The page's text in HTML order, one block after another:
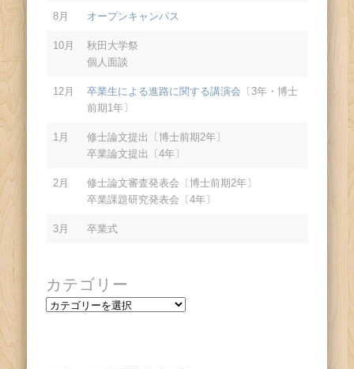
8月 オープンキャンパス
10月
秋田大学祭
個人面談
12月 卒業生による進路に関する講演会 〔3年・博士
前期1年〕
1月
修士論文提出〔博士前期2年〕
卒業論文提出〔4年〕
2月
修士論文審査発表会〔博士前期2年〕
卒業課題研究発表会〔4年〕
3月 卒業式
カテゴリー
カ